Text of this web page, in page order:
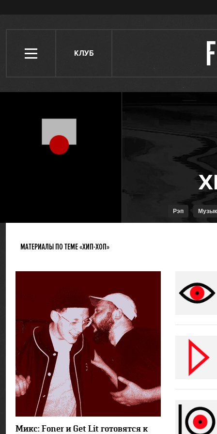
КЛУБ
Рэп
МАТЕРИАЛЫ ПО ТЕМЕ «ХИП-ХОП»
Микс: Foner и Get Lit готовятся к